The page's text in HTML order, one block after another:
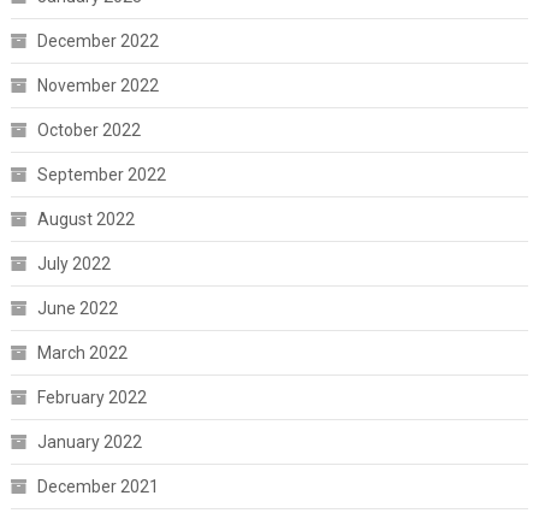
December 2022
November 2022
October 2022
September 2022
August 2022
July 2022
June 2022
March 2022
February 2022
January 2022
December 2021